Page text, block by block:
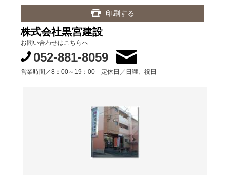
株式会社黒宮建設
お問い合わせはこちらへ
052-881-8059
営業時間／8：00～19：00 定休日／日曜、祝日
印刷する